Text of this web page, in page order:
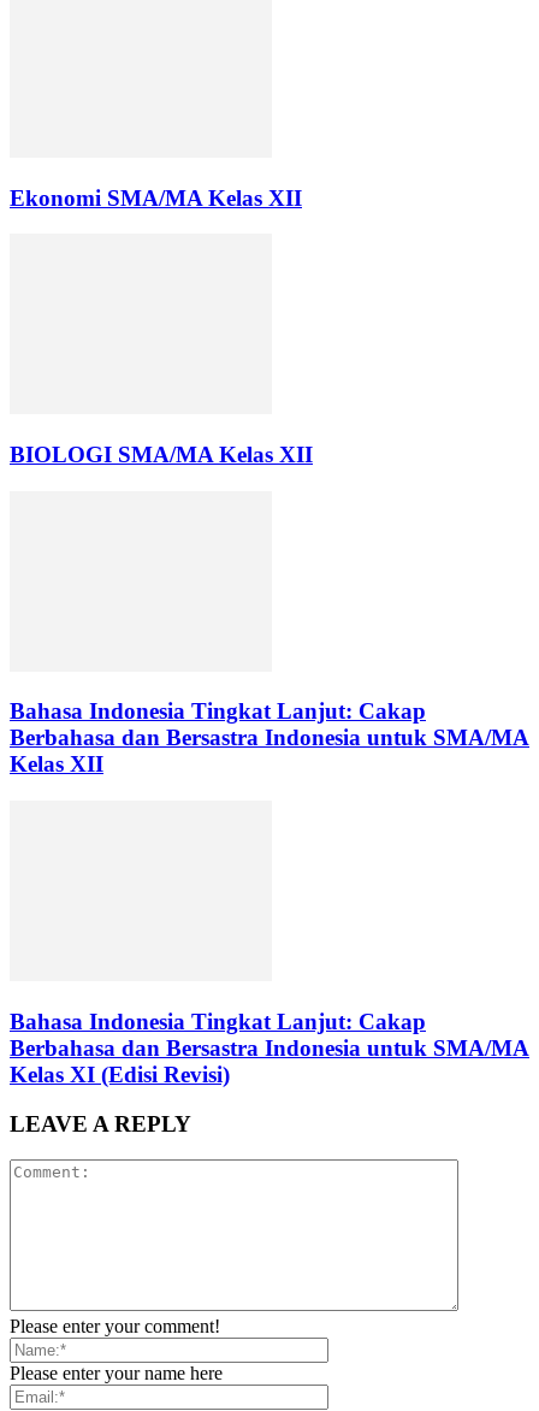
Ekonomi SMA/MA Kelas XII
BIOLOGI SMA/MA Kelas XII
Bahasa Indonesia Tingkat Lanjut: Cakap
Berbahasa dan Bersastra Indonesia untuk SMA/MA
Kelas XII
Bahasa Indonesia Tingkat Lanjut: Cakap
Berbahasa dan Bersastra Indonesia untuk SMA/MA
Kelas XI (Edisi Revisi)
LEAVE A REPLY
Please enter your comment!
Please enter your name here